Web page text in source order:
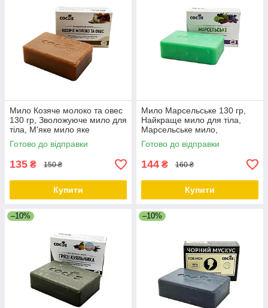
Мило Козяче молоко та овес
130 гр, Зволожуюче мило для
тіла, М'яке мило яке
відлущує.ТМ Cocos
Готово до відправки
135 ₴ 150 ₴
Купити
Мило Марсельське 130 гр,
Найкраще мило для тіла,
Марсельське мило,
Натуральне мило для тіла
ТМ Cocos
Готово до відправки
144 ₴ 160 ₴
Купити
–10% –10%